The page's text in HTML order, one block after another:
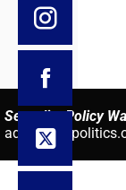
Sexuality Policy